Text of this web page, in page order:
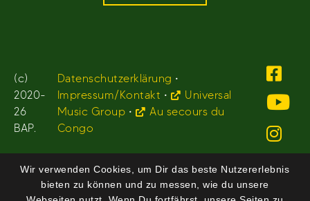
(c)
2020-
26
BAP.
Datenschutzerklärung •
Impressum/Kontakt •
Universal
Music Group •
Au secours du
Congo
Wir verwenden Cookies, um Dir das beste Nutzererlebnis
bieten zu können und zu messen, wie du unsere